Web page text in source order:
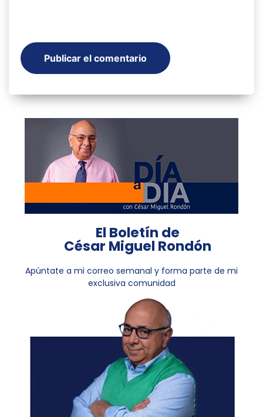
El Boletín de
César Miguel Rondón
Apúntate a mi correo semanal y forma parte de mi
exclusiva comunidad